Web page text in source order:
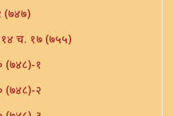
(७४७)
च. १७ (७५५)
(७४८)-१
(७४८)-२